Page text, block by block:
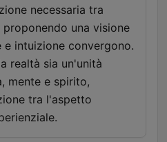
necessaria tra
una visione
intuizione convergono.
realtà sia un'unità
mente e spirito,
tra l'aspetto